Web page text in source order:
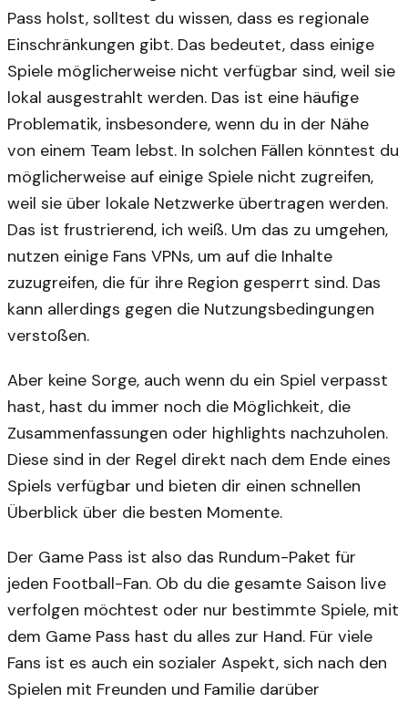
Pass holst, solltest du wissen, dass es regionale
Einschränkungen gibt. Das bedeutet, dass einige
Spiele möglicherweise nicht verfügbar sind, weil sie
lokal ausgestrahlt werden. Das ist eine häufige
Problematik, insbesondere, wenn du in der Nähe
von einem Team lebst. In solchen Fällen könntest du
möglicherweise auf einige Spiele nicht zugreifen,
weil sie über lokale Netzwerke übertragen werden.
Das ist frustrierend, ich weiß. Um das zu umgehen,
nutzen einige Fans VPNs, um auf die Inhalte
zuzugreifen, die für ihre Region gesperrt sind. Das
kann allerdings gegen die Nutzungsbedingungen
verstoßen.
Aber keine Sorge, auch wenn du ein Spiel verpasst
hast, hast du immer noch die Möglichkeit, die
Zusammenfassungen oder highlights nachzuholen.
Diese sind in der Regel direkt nach dem Ende eines
Spiels verfügbar und bieten dir einen schnellen
Überblick über die besten Momente.
Der Game Pass ist also das Rundum-Paket für
jeden Football-Fan. Ob du die gesamte Saison live
verfolgen möchtest oder nur bestimmte Spiele, mit
dem Game Pass hast du alles zur Hand. Für viele
Fans ist es auch ein sozialer Aspekt, sich nach den
Spielen mit Freunden und Familie darüber